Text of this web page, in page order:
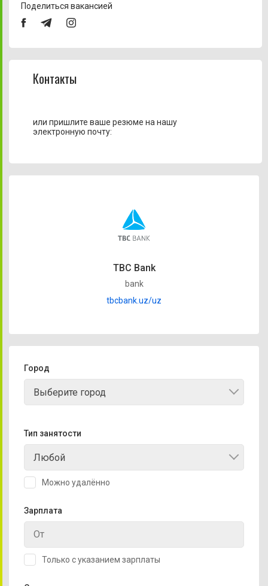
Поделиться вакансией
Контакты
или пришлите ваше резюме на нашу
электронную почту:
TBC Bank
bank
tbcbank.uz/uz
Город
Выберите город
Тип занятости
Любой
Можно удалённо
Зарплата
Только с указанием зарплаты